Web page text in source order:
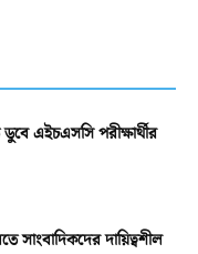
এইচএসসি পরীক্ষার্থীর
সাংবাদিকদের দায়িত্বশীল